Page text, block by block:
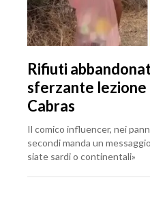
Rifiuti
sferzante lezione
Cabras
Il comico influencer, nei
secondi manda un
siate sardi o continentali»